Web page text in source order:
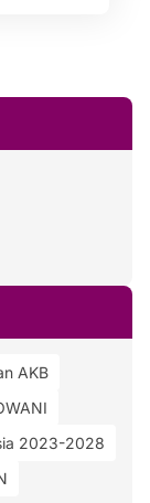
AKB
2023-2028